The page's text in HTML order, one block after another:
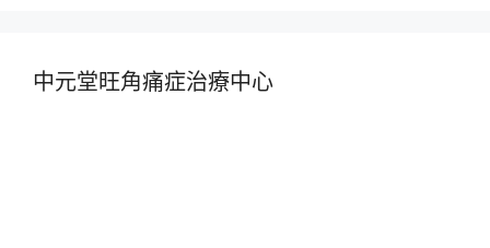
中元堂旺角痛症治療中心